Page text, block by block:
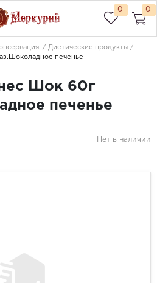
0 0
Диетические продукты
печенье
Шок 60г
печенье
Нет в наличии